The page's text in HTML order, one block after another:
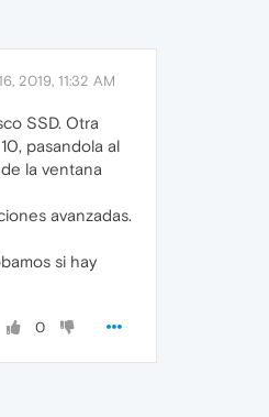
2019, 11:32 AM
SSD. Otra
pasandola al
la ventana
avanzadas.
si hay
0